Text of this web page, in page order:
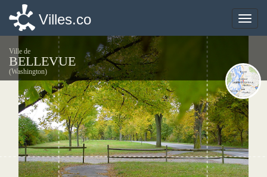
Toggle
Villes.co
Ville de
BELLEVUE
(Washington)
Toggle
Villes.co